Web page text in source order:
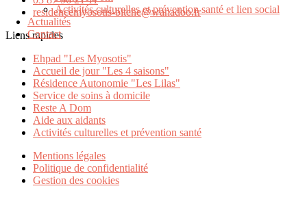
Activités culturelles et prévention santé et lien social
Actualités
Contact
residencemyosotis-bitche@wanadoo.fr
Liens rapides
Ehpad "Les Myosotis"
Accueil de jour "Les 4 saisons"
Résidence Autonomie "Les Lilas"
Service de soins à domicile
Reste A Dom
Aide aux aidants
Activités culturelles et prévention santé
Mentions légales
Politique de confidentialité
Gestion des cookies